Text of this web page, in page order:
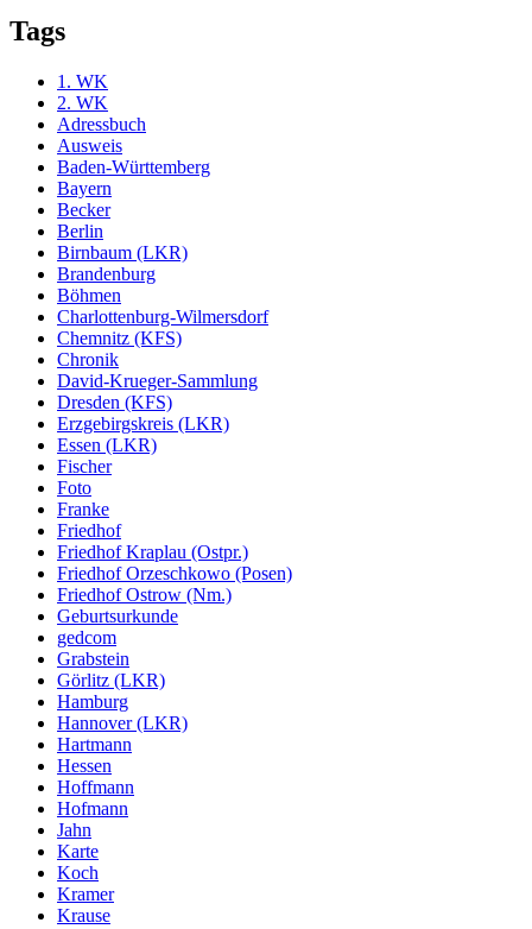
Tags
1. WK
2. WK
Adressbuch
Ausweis
Baden-Württemberg
Bayern
Becker
Berlin
Birnbaum (LKR)
Brandenburg
Böhmen
Charlottenburg-Wilmersdorf
Chemnitz (KFS)
Chronik
David-Krueger-Sammlung
Dresden (KFS)
Erzgebirgskreis (LKR)
Essen (LKR)
Fischer
Foto
Franke
Friedhof
Friedhof Kraplau (Ostpr.)
Friedhof Orzeschkowo (Posen)
Friedhof Ostrow (Nm.)
Geburtsurkunde
gedcom
Grabstein
Görlitz (LKR)
Hamburg
Hannover (LKR)
Hartmann
Hessen
Hoffmann
Hofmann
Jahn
Karte
Koch
Kramer
Krause